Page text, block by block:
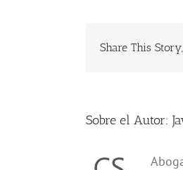
Share This
Sobre el Autor: